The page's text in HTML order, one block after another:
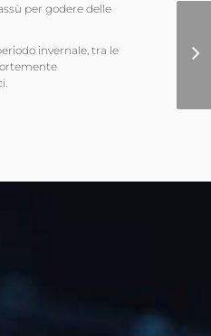
per godere delle
invernale, tra le